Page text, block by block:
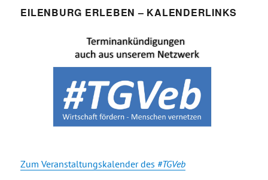
EILENBURG ERLEBEN – KALENDERLINKS
Zum Veranstaltungskalender des #TGVeb